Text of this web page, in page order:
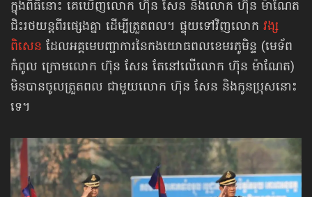
ក្នុងពិធីនោះ គេឃើញលោក ហ៊ុន សែន និងលោក ហ៊ុន ម៉ាណែត
ជិះរថយន្ដពីរផ្សេងគ្នា ដើម្បីត្រួតពល។ ផ្ទុយទៅវិញលោក វង្ស
ពិសេន ដែលអគ្គមេបញ្ជាការ​នៃកង​យោធពល​ខេមរភូមិន្ទ (មេទ័ព
កំពូល ក្រោមលោក ហ៊ុន សែន តែនៅលើលោក ហ៊ុន ម៉ាណែត)
មិនបានចូលត្រួតពល ជាមួយលោក ហ៊ុន សែន និងកូនប្រុសនោះ
ទេ។